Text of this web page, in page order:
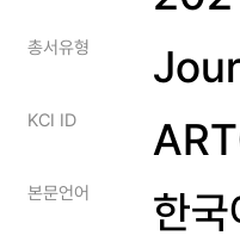
총서유형
KCI ID
본문언어 한국